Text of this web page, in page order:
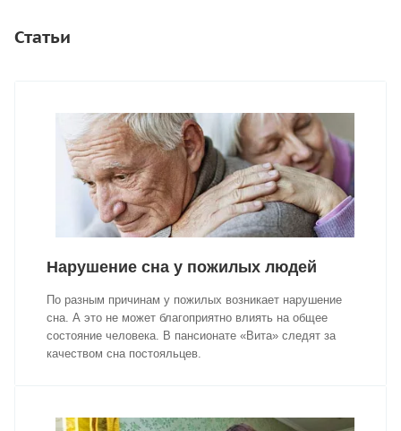
Статьи
Нарушение сна у пожилых людей
По разным причинам у пожилых возникает нарушение
сна. А это не может благоприятно влиять на общее
состояние человека. В пансионате «Вита» следят за
качеством сна постояльцев.